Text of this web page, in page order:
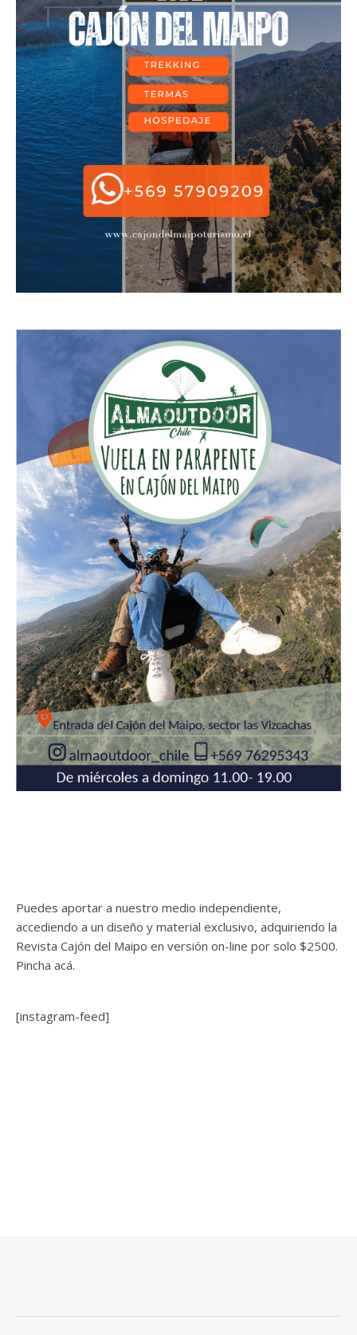
Puedes aportar a nuestro medio independiente,
accediendo a un diseño y material exclusivo, adquiriendo la
Revista Cajón del Maipo en versión on-line por solo $2500.
Pincha acá.
[instagram-feed]